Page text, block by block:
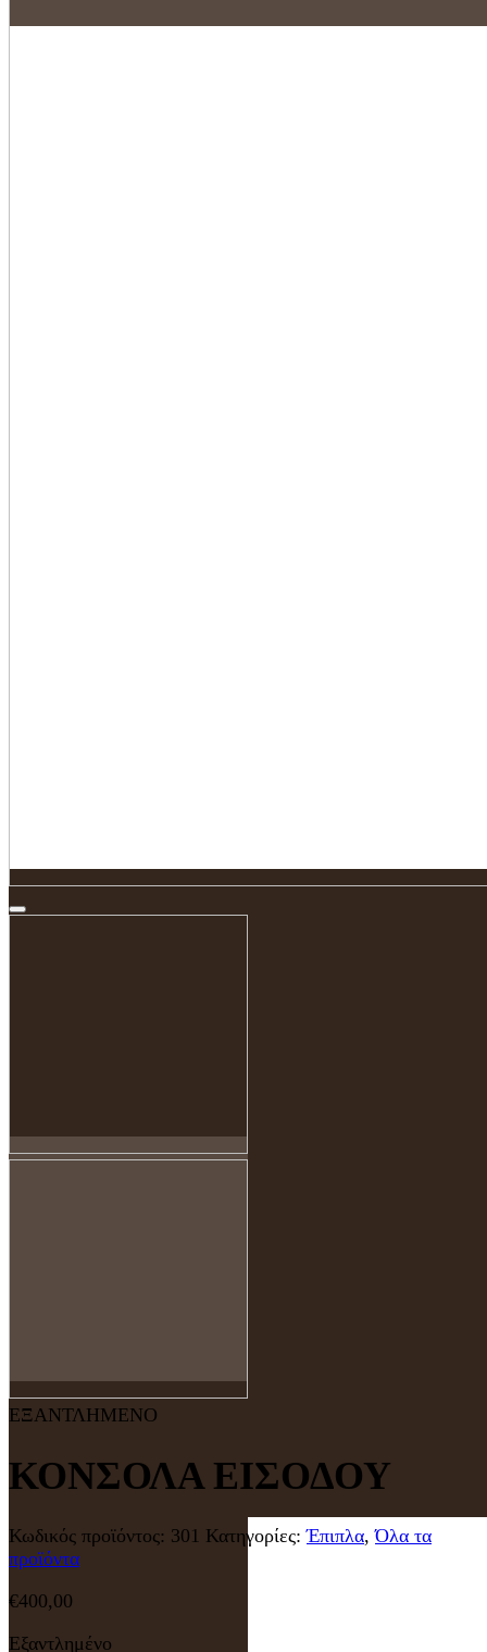
ΕΞΑΝΤΛΗΜΕΝΟ
ΚΟΝΣΟΛΑ ΕΙΣΟΔΟΥ
Κωδικός προϊόντος: 301 Κατηγορίες:Έπιπλα,Όλα τα
προϊόντα
€400,00
Εξαντλημένο